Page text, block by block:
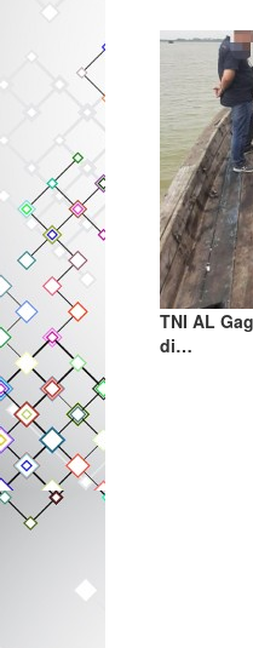
TNI AL
di…